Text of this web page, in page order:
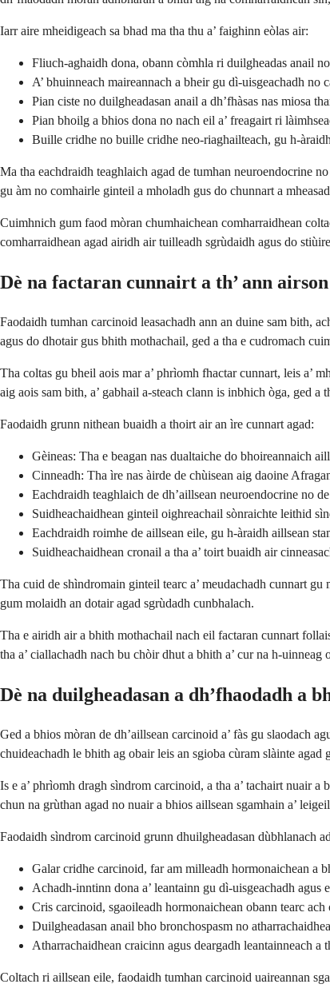
Iarr aire mheidigeach sa bhad ma tha thu a’ faighinn eòlas air:
Fliuch-aghaidh dona, obann còmhla ri duilgheadas anail
A’ bhuinneach maireannach a bheir gu dì-uisgeachadh no
Pian ciste no duilgheadasan anail a dh’fhàsas nas miosa
Pian bhoilg a bhios dona no nach eil a’ freagairt ri
Buille cridhe no buille cridhe neo-riaghailteach, gu h-
Ma tha eachdraidh teaghlaich agad de tumhan neuroendocrine
gu àm no comhairle ginteil a mholadh gus do chunnart a
Cuimhnich gum faod mòran chumhaichean comharraidhean
comharraidhean agad airidh air tuilleadh sgrùdaidh agus do
Dè na factaran cunnairt a th’ ann
Faodaidh tumhan carcinoid leasachadh ann an duine sam bith,
agus do dhotair gus bhith mothachail, ged a tha e cudromach
Tha coltas gu bheil aois mar a’ phrìomh fhactar cunnart, leis a’
aig aois sam bith, a’ gabhail a-steach clann is inbhich òga, ged a
Faodaidh grunn nithean buaidh a thoirt air an ìre cunnart agad:
Gèineas: Tha e beagan nas dualtaiche do bhoireannaich
Cinneadh: Tha ìre nas àirde de chùisean aig daoine
Eachdraidh teaghlaich de dh’aillsean neuroendocrine no
Suidheachaidhean ginteil oighreachail sònraichte leithid
Eachdraidh roimhe de aillsean eile, gu h-àraidh aillsean
Suidheachaidhean cronail a tha a’ toirt buaidh air
Tha cuid de shìndromain ginteil tearc a’ meudachadh cunnart
gum molaidh an dotair agad sgrùdadh cunbhalach.
Tha e airidh air a bhith mothachail nach eil factaran cunnart
tha a’ ciallachadh nach bu chòir dhut a bhith a’ cur na h-
Dè na duilgheadasan a dh’fhaodadh a
Ged a bhios mòran de dh’aillsean carcinoid a’ fàs gu slaodach
chuideachadh le bhith ag obair leis an sgioba cùram slàinte agad
Is e a’ phrìomh dragh sìndrom carcinoid, a tha a’ tachairt nuair a
chun na grùthan agad no nuair a bhios aillsean sgamhain a’
Faodaidh sìndrom carcinoid grunn dhuilgheadasan dùbhlanach
Galar cridhe carcinoid, far am milleadh hormonaichean a
Achadh-inntinn dona a’ leantainn gu dì-uisgeachadh agus
Cris carcinoid, sgaoileadh hormonaichean obann tearc ach
Duilgheadasan anail bho bronchospasm no
Atharrachaidhean craicinn agus deargadh leantainneach a
Coltach ri aillsean eile, faodaidh tumhan carcinoid uaireannan